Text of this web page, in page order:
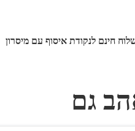
חינם לנקודת איסוף עם מיסרון
גם